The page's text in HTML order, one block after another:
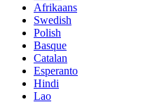
Afrikaans
Swedish
Polish
Basque
Catalan
Esperanto
Hindi
Lao